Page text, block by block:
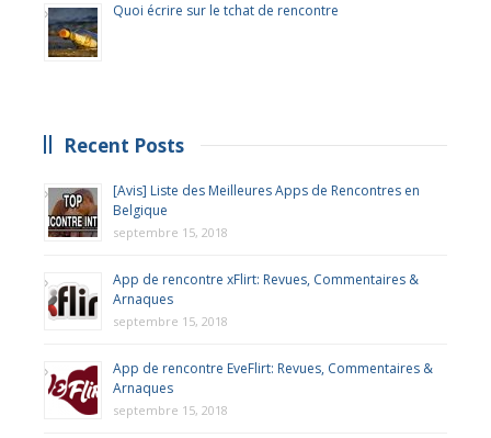
Quoi écrire sur le tchat de rencontre
Recent Posts
[Avis] Liste des Meilleures Apps de Rencontres en
Belgique
septembre 15, 2018
App de rencontre xFlirt: Revues, Commentaires &
Arnaques
septembre 15, 2018
App de rencontre EveFlirt: Revues, Commentaires &
Arnaques
septembre 15, 2018